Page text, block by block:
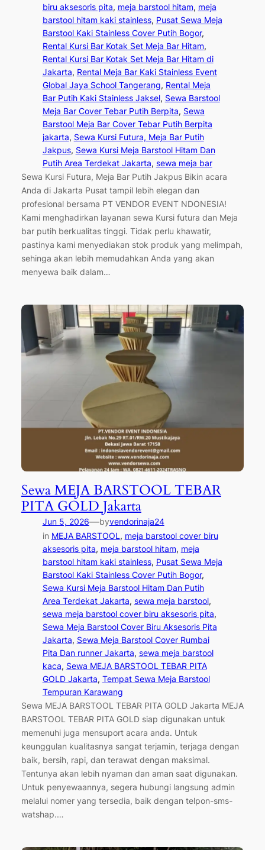
biru aksesoris pita, meja barstool hitam, meja
barstool hitam kaki stainless, Pusat Sewa Meja
Barstool Kaki Stainless Cover Putih Bogor
Rental Kursi Bar Kotak Set Meja Bar Hitam
Rental Kursi Bar Kotak Set Meja Bar Hitam di
Jakarta, Rental Meja Bar Kaki Stainless Event
Global Jaya School Tangerang, Rental Meja
Bar Putih Kaki Stainless Jaksel, Sewa Barstool
Meja Bar Cover Tebar Putih Berpita, Sewa
Barstool Meja Bar Cover Tebar Putih Berpita
jakarta, Sewa Kursi Futura, Meja Bar Putih
Jakpus, Sewa Kursi Meja Barstool Hitam Dan
Putih Area Terdekat Jakarta, sewa meja bar
Sewa Kursi Futura, Meja Bar Putih Jakpus Bikin acara
Anda di Jakarta Pusat tampil lebih elegan dan
profesional bersama PT VENDOR EVENT NDONESIA!
Kami menghadirkan layanan sewa Kursi futura dan Meja
bar putih berkualitas tinggi. Tidak perlu khawatir,
pastinya kami menyediakan stok produk yang melimpah,
sehinga akan lebih memudahkan Anda yang akan
menyewa baik dalam…
Sewa MEJA BARSTOOL TEBAR
PITA GOLD Jakarta
Jun 5, 2026—byvendorinaja24
in MEJA BARSTOOL, meja barstool cover biru
aksesoris pita, meja barstool hitam, meja
barstool hitam kaki stainless, Pusat Sewa Meja
Barstool Kaki Stainless Cover Putih Bogor
Sewa Kursi Meja Barstool Hitam Dan Putih
Area Terdekat Jakarta, sewa meja barstool
sewa meja barstool cover biru aksesoris pita
Sewa Meja Barstool Cover Biru Aksesoris Pita
Jakarta, Sewa Meja Barstool Cover Rumbai
Pita Dan runner Jakarta, sewa meja barstool
kaca, Sewa MEJA BARSTOOL TEBAR PITA
GOLD Jakarta, Tempat Sewa Meja Barstool
Tempuran Karawang
Sewa MEJA BARSTOOL TEBAR PITA GOLD Jakarta MEJA
BARSTOOL TEBAR PITA GOLD siap digunakan untuk
memenuhi juga mensuport acara anda. Untuk
keunggulan kualitasnya sangat terjamin, terjaga dengan
baik, bersih, rapi, dan terawat dengan maksimal.
Tentunya akan lebih nyaman dan aman saat digunakan.
Untuk penyewaannya, segera hubungi langsung admin
melalui nomer yang tersedia, baik dengan telpon-sms-
watshap.…